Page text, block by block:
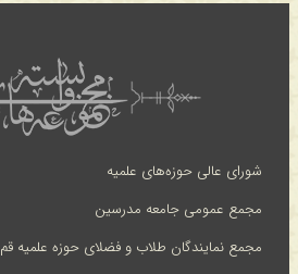
شورای عالی حوزه‌های علمیه
مجمع عمومی جامعه مدرسین
مجمع نمایندگان طلاب و فضلای حوزه علمیه قم